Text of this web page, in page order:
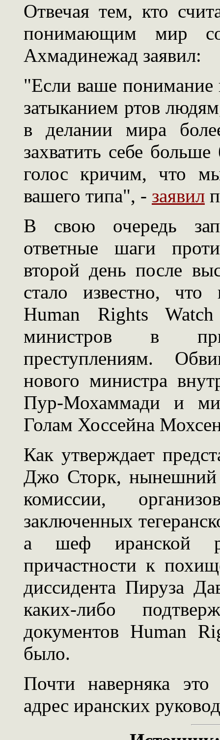
Отвечая тем, кто
понимающим мир
Ахмадинежад заявил:
"Если ваше понимание
затыканием ртов
в делании мира
захватить себе
голос кричим, что
вашего типа", - заявил
В свою очередь
ответные шаги
второй день после
стало известно, что
Human Rights
министров в
преступлениям.
нового министра
Пур-Мохаммади и
Голам Хоссейна
Как утверждает
Джо Сторк, нынешний
комиссии,
заключенных
а шеф иранской
причастности к
диссидента Пируза
каких-либо
документов Human
было.
Почти наверняка
адрес иранских